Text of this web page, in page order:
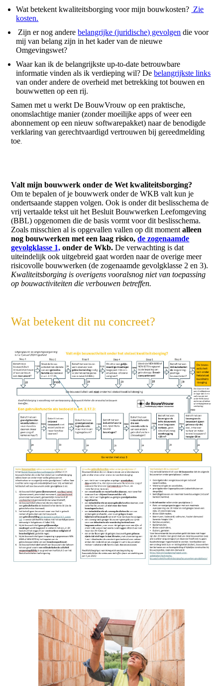
Wat betekent kwaliteitsborging voor mijn bouwkosten? Zie
kosten.
Zijn er nog anderebelangrijke (juridische) gevolgen die voor
mij van belang zijn in het kader van de nieuwe
Omgevingswet?
Waar kan ik de belangrijkste up-to-date betrouwbare
informatie vinden als ik verdieping wil? Debelangrijkste links
van onder andere de overheid met betrekking tot bouwen en
bouwwetten op een rij.
Samen met u werkt De BouwVrouw op een praktische,
onomslachtige manier (zonder moeilijke apps of weer een
abonnement op een nieuw softwarepakket) naar de benodigde
verklaring van gerechtvaardigd vertrouwen bij gereedmelding
toe.
Valt mijn bouwwerk onder de Wet kwaliteitsborging?
Om te bepalen of je bouwwerk onder de WKB valt kun je
ondertsaande stappen volgen. Ook is onder dit beslisschema de
vrij vertaalde tekst uit het Besluit Bouwwerken Leefomgeving
(BBL) opgenomen die de basis vormt voor dit beslisschema.
Zoals misschien al is opgevallen vallen op dit momentalleen
nog bouwwerken met een laag risico,de zogenaamde
gevolgklasse 1, onder de Wkb. De verwachting is dat
uiteindelijk ook uitgebreid gaat worden naar de overige meer
risicovolle bouwwerken (de zogenaamde gevolgklasse 2 en 3).
Kwaliteitsborging is overigens vooralsnog niet van toepassing
op bouwactiviteiten die verbouwen betreffen.
Wat betekent dit nu concreet?